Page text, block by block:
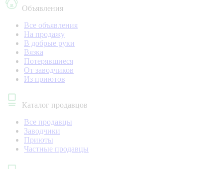
Объявления
Все объявления
На продажу
В добрые руки
Вязка
Потерявшиеся
От заводчиков
Из приютов
Каталог продавцов
Все продавцы
Заводчики
Приюты
Частные продавцы